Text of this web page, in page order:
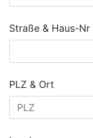
Straße & Haus-Nr
PLZ & Ort